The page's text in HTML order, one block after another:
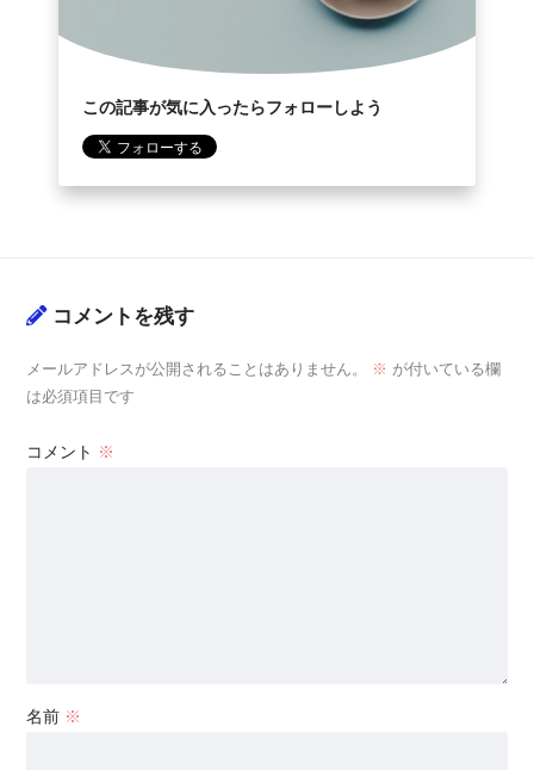
この記事が気に入ったらフォローしよう
コメントを残す
メールアドレスが公開されることはありません。 ※ が付いている欄
は必須項目です
コメント ※
名前 ※